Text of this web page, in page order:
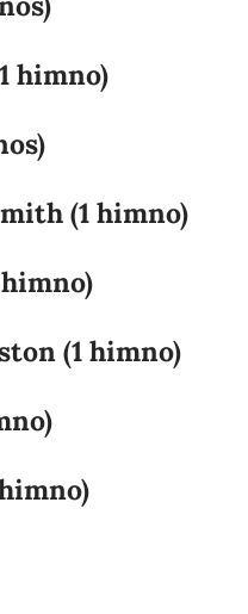
himno)
(1 himno)
(1 himno)